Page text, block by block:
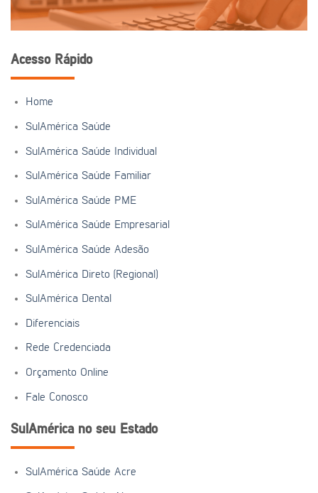
Acesso Rápido
Home
SulAmérica Saúde
SulAmérica Saúde Individual
SulAmérica Saúde Familiar
SulAmérica Saúde PME
SulAmérica Saúde Empresarial
SulAmérica Saúde Adesão
SulAmérica Direto (Regional)
SulAmérica Dental
Diferenciais
Rede Credenciada
Orçamento Online
Fale Conosco
SulAmérica no seu Estado
SulAmérica Saúde Acre